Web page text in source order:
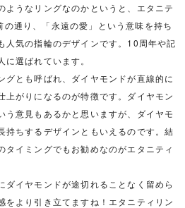
ようなリングなのかというと、エタニテ
通り、「永遠の愛」という意味を持ち
人気の指輪のデザインです。10周年や記
選ばれています。
グとも呼ばれ、ダイヤモンドが直線的に
上がりになるのが特徴です。ダイヤモン
う意見もあるかと思いますが、ダイヤモ
持ちするデザインともいえるのです。結
タイミングでもお勧めなのがエタニティ
ダイヤモンドが途切れることなく留めら
をより引き立てますね！エタニティリン